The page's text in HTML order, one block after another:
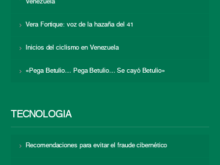
Venezuela
Vera Fortique: voz de la hazaña del 41
Inicios del ciclismo en Venezuela
«Pega Betulio… Pega Betulio… Se cayó Betulio»
TECNOLOGÍA
Recomendaciones para evitar el fraude cibernético